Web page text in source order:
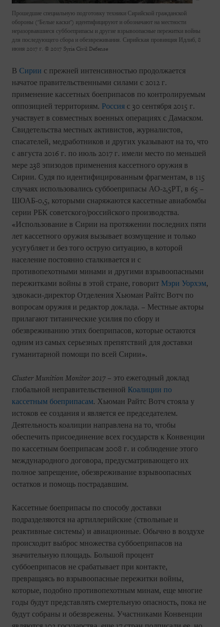
Прошедшие специальную подготовку техники Сирийской гражданской
обороны ("Белые каски") идентифицируют и обозначают на местности
неразорвавшиеся суббоеприпасы и другие взрывоопасные пережитки войны
для последующего сбора и обезвреживания. Сирийская провинция Идлиб, 8
июня 2017 г. © 2017 Syria Civil Defense
В Сирии с прежней интенсивностью продолжается
начатое правительственными силами с 2012 г.
применение кассетных боеприпасов по контролируемым
оппозицией территориям. Россия с 30 сентября 2015 г.
участвует в совместных военных операциях с Дамаском.
Свидетельства местных активистов, журналистов,
спасателей, медработников и других указывают на то, что
с августа 2016 г. по июль 2017 г. имели место по меньшей
мере 238 эпизодов применения кассетного оружия в
Сирии. Судя по идентифицированным фрагментам, в 115
случаях использовались суббоеприпасы АО-2,5РТ, в 65 –
ШОАБ-0,5, которыми снаряжаются кассетные авиабомбы
серии РБК советского/российского производства.
«Использование в Сирии на протяжении последних пяти
лет кассетного оружия вызывает возмущение и только
усугубляет и без того острую ситуацию, в которой
население постоянно сталкивается и с
противопехотными минами и другими взрывоопасными
пережитками войны в этой стране, говорит Мэри Уорхэм,
эдвокаси-директор Отделения Хьюман Райтс Вотч по
вопросам оружия и редактор доклада. – Местные акторы
прилагают титанические усилия по сбору и
обезвреживанию этих боеприпасов, которые остаются
одним из самых серьезных препятствий для доставки
гуманитарной помощи по всей Сирии».
ClusterMunition Monitor 2017 – это ежегодный доклад
глобальной неправительственной Коалиции по
кассетным боеприпасам. Хьюман Райтс Вотч стояла у
истоков ее создания и является ее председателем.
Деятельность коалиции направлена на то, чтобы
обеспечить присоединение всех государств к Конвенции
по кассетным боеприпасам 2008 г. и соблюдение этого
международного договора, предусматривающего их
полное запрещение, обезвреживание взрывоопасных
остатков и помощь пострадавшим.
Кассетные боеприпасы по способу доставки
подразделяются на артиллерийские (ствольные и
реактивные системы) и авиационные. Обычно в воздухе
происходит выброс множества суббоеприпасов на
значительную площадь. Большой процент
суббоеприпасов не срабатывает при контакте,
превращаясь во взрывоопасные пережитки войны,
которые, подобно противопехотным минам, еще многие
годы будут представлять смертельную опасность, пока не
будут собраны и обезврежены. Участниками Конвенции